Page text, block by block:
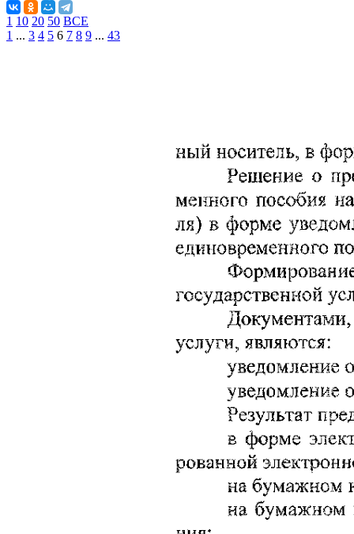
1 10 20 50 ВСЕ
1 ... 3 4 5 6 7 8 9 ... 43